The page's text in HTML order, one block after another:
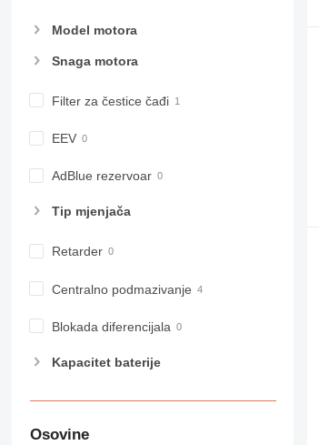
Model motora
Snaga motora
Filter za čestice čađi
EEV
AdBlue rezervoar
Tip mјenjača
Retarder
Centralno podmazivanje
Blokada diferencijala
Kapacitet baterije
Osovine